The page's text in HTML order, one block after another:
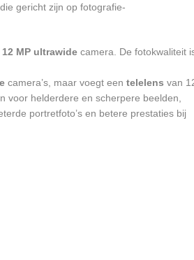
gericht zijn op fotografie-
12 MP ultrawide camera. De fotokwaliteit
camera’s, maar voegt een telelens van
voor helderdere en scherpere beelden,
portretfoto’s en betere prestaties bij